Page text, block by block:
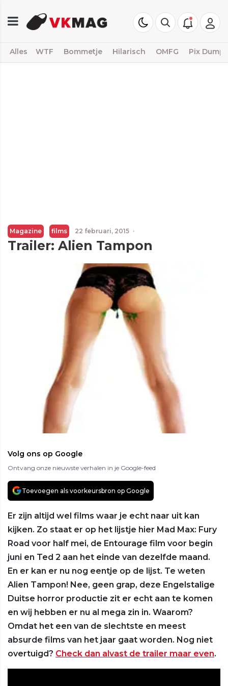
Alles WTF Bommetje Hilarisch OMFG Pix Dump
Magazine films 22 februari, 2015 ·
Trailer: Alien Tampon
Volg ons op Google
Ontvang onze nieuwste verhalen in je Google-feed
Toevoegen als voorkeursbron op Google
Er zijn altijd wel films waar je echt naar uit kan
kijken. Zo staat er op het lijstje hier Mad Max: Fury
Road voor half mei, de Entourage film voor begin
juni en Ted 2 aan het einde van dezelfde maand.
En er kan er nu nog eentje op de lijst. Te weten
Alien Tampon! Nee, geen grap, deze Engelstalige
Duitse horror productie zit er echt aan te komen
en wij hebben er nu al mega zin in. Waarom?
Omdat het een van de slechtste en meest
absurde films van het jaar gaat worden. Nog niet
overtuigd? Check dan alvast de trailer maar even.